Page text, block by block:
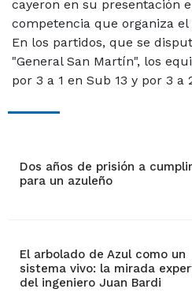
cayeron en su presentación
competencia que organiza el
En los partidos, que se
"General San Martín", los
por 3 a 1 en Sub 13 y por 3 a
Dos años de prisión a cumplir
para un azuleño
El arbolado de Azul como un
sistema vivo: la mirada
del ingeniero Juan Bardi